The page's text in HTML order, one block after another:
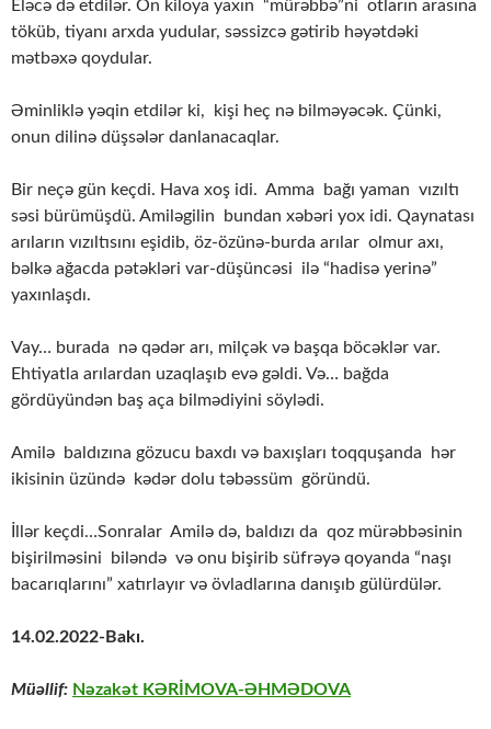
Eləcə də etdilər. On kiloya yaxın “mürəbbə”ni otların arasına
töküb, tiyanı arxda yudular, səssizcə gətirib həyətdəki
mətbəxə qoydular.
Əminliklə yəqin etdilər ki, kişi heç nə bilməyəcək. Çünki,
onun dilinə düşsələr danlanacaqlar.
Bir neçə gün keçdi. Hava xoş idi. Amma bağı yaman vızıltı
səsi bürümüşdü. Amiləgilin bundan xəbəri yox idi. Qaynatası
arıların vızıltısını eşidib, öz-özünə-burda arılar olmur axı,
bəlkə ağacda pətəkləri var-düşüncəsi ilə “hadisə yerinə”
yaxınlaşdı.
Vay… burada nə qədər arı, milçək və başqa böcəklər var.
Ehtiyatla arılardan uzaqlaşıb evə gəldi. Və… bağda
gördüyündən baş aça bilmədiyini söylədi.
Amilə baldızına gözucu baxdı və baxışları toqquşanda hər
ikisinin üzündə kədər dolu təbəssüm göründü.
İllər keçdi…Sonralar Amilə də, baldızı da qoz mürəbbəsinin
bişirilməsini biləndə və onu bişirib süfrəyə qoyanda “naşı
bacarıqlarını” xatırlayır və övladlarına danışıb gülürdülər.
14.02.2022-Bakı.
Müəllif: Nəzakət KƏRİMOVA-ƏHMƏDOVA